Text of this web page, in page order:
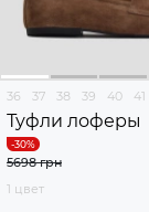
36 37 38 39 40 41
Туфли лоферы
5698 грн
1 цвет